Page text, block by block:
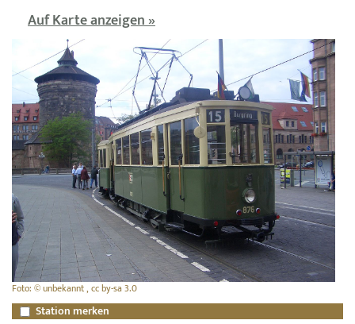
Auf Karte anzeigen »
Foto: © unbekannt , cc by-sa 3.0
Station merken